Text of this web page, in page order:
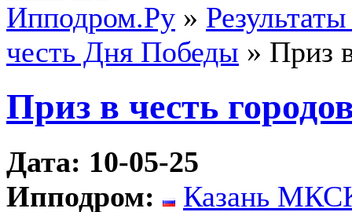
Ипподром.Ру »
честь Дня Победы » Приз
Приз в честь
Дата: 10-05-25
Ипподром:
Казань